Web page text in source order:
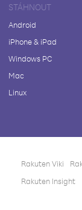
STÁHNOUT
Android
iPhone & iPad
Windows PC
Mac
Linux
Rakuten Viki
Rakuten Insight